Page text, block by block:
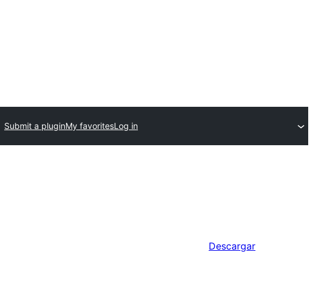
Submit a pluginMy favoritesLog in
Descargar